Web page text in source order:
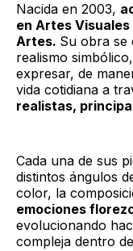
Nacida en 2003,
en Artes
Artes. Su obra se
realismo
expresar, de
vida cotidiana a
realistas,
Cada una de sus
distintos ángulos
color, la
emociones
evolucionando
compleja dentro